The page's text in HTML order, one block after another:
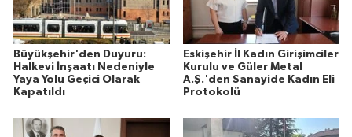
Büyükşehir'den Duyuru:
Halkevi İnşaatı Nedeniyle
Yaya Yolu Geçici Olarak
Kapatıldı
Eskişehir İl Kadın Girişimciler
Kurulu ve Güler Metal
A.Ş.'den Sanayide Kadın Eli
Protokolü